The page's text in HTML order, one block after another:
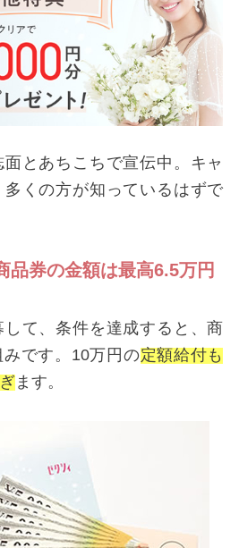
とあちこちで宣伝中。キャ
くの方が知っているはずで
品券の金額は最高6.5万円
て、条件を達成すると、商
です。10万円の定額給付も
ます。